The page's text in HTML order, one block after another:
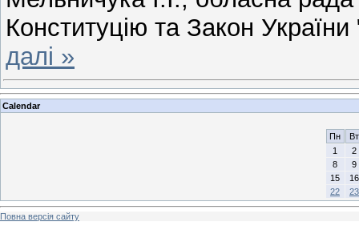
Конституцію та Закон
далі »
Calendar
Пн
Вт
1
2
8
9
15
16
22
23
Повна версія сайту